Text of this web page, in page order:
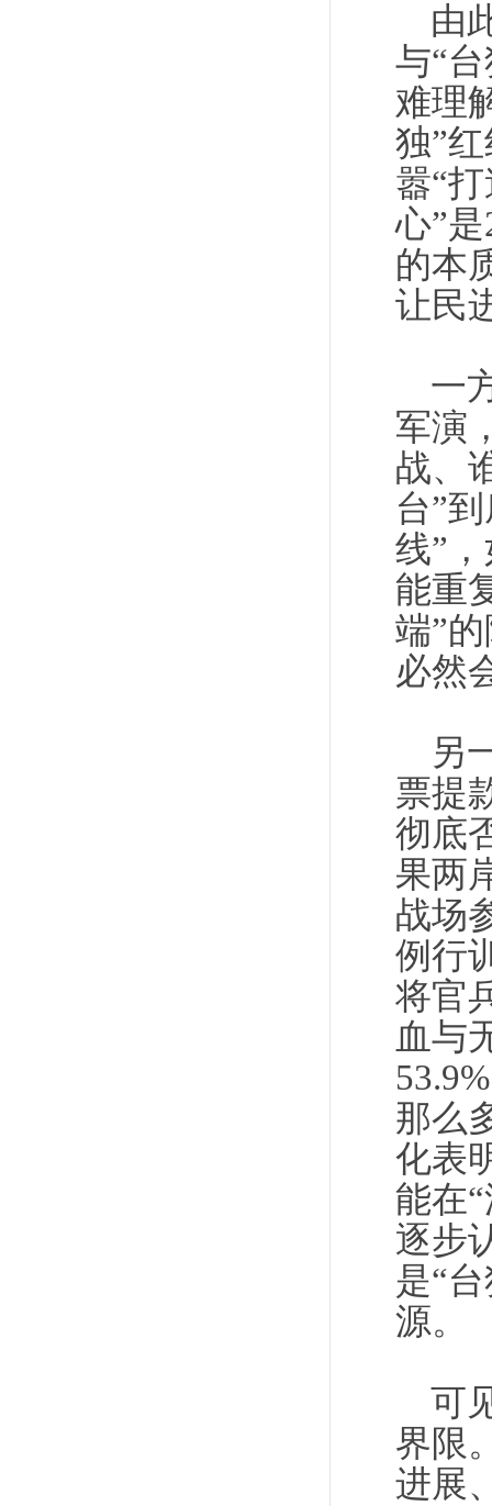
由
与“
难理
独”
嚣“
心”
的本
让民
一
军演
战、
台”
线”
能重
端”
必然
另
票提
彻底
果两
战场
例行
将官
血与
那么
化表
能在
逐步
是“
源。
可
界限
进展